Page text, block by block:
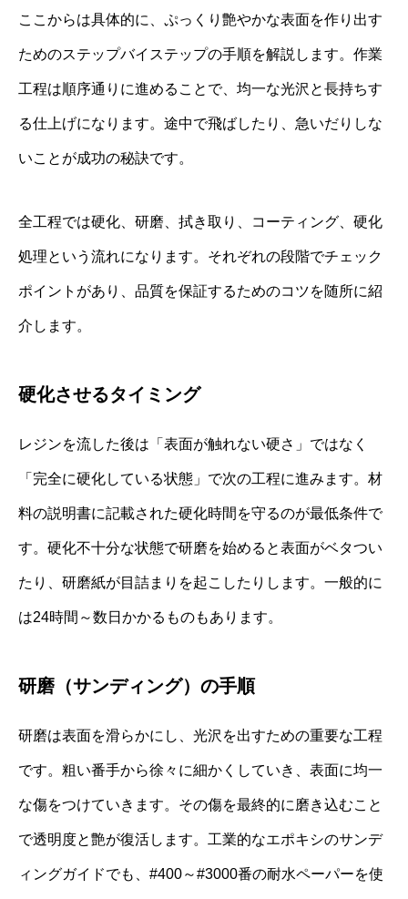
ここからは具体的に、ぷっくり艶やかな表面を作り出す
ためのステップバイステップの手順を解説します。作業
工程は順序通りに進めることで、均一な光沢と長持ちす
る仕上げになります。途中で飛ばしたり、急いだりしな
いことが成功の秘訣です。
全工程では硬化、研磨、拭き取り、コーティング、硬化
処理という流れになります。それぞれの段階でチェック
ポイントがあり、品質を保証するためのコツを随所に紹
介します。
硬化させるタイミング
レジンを流した後は「表面が触れない硬さ」ではなく
「完全に硬化している状態」で次の工程に進みます。材
料の説明書に記載された硬化時間を守るのが最低条件で
す。硬化不十分な状態で研磨を始めると表面がベタつい
たり、研磨紙が目詰まりを起こしたりします。一般的に
は24時間～数日かかるものもあります。
研磨（サンディング）の手順
研磨は表面を滑らかにし、光沢を出すための重要な工程
です。粗い番手から徐々に細かくしていき、表面に均一
な傷をつけていきます。その傷を最終的に磨き込むこと
で透明度と艶が復活します。工業的なエポキシのサンデ
ィングガイドでも、#400～#3000番の耐水ペーパーを使